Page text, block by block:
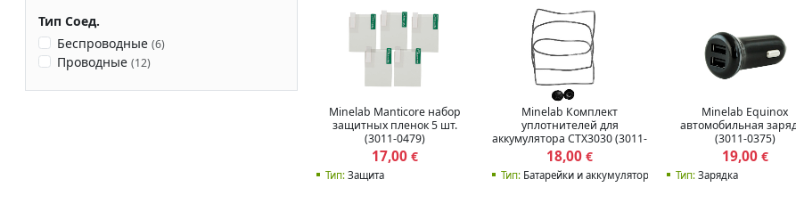
Тип Соед.
Беспроводные (6)
Проводные (12)
Minelab Manticore набор
защитных пленок 5 шт.
(3011-0479)
17,00€
Тип: Защита
Minelab Комплект
уплотнителей для
аккумулятора CTX3030 (3011-
0288)
18,00 €
Тип:Батарейки и аккумуляторы
Minelab Equinox
автомобильная
(3011-0375)
19,00€
Тип: Зарядка